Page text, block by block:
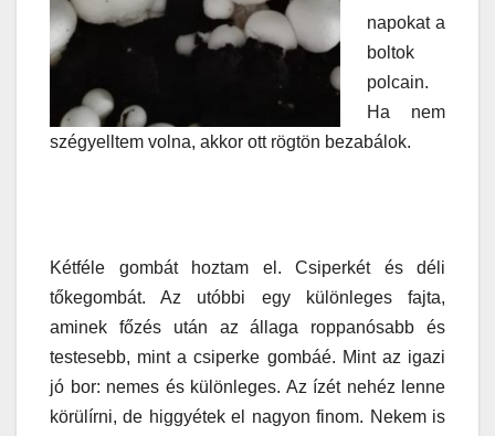
napokat a
boltok
polcain.
Ha nem
szégyelltem volna, akkor ott rögtön bezabálok.
Kétféle gombát hoztam el. Csiperkét és déli
tőkegombát. Az utóbbi egy különleges fajta,
aminek főzés után az állaga roppanósabb és
testesebb, mint a csiperke gombáé. Mint az igazi
jó bor: nemes és különleges. Az ízét nehéz lenne
körülírni, de higgyétek el nagyon finom. Nekem is